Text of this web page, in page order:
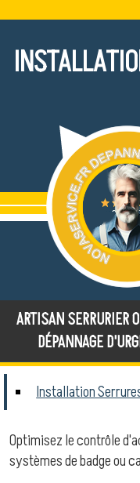
ARTISAN SERRURIER
DÉPANNAGE
Installation
Optimisez le contrôle
systèmes de badge ou